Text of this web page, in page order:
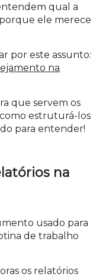
qual a
ele merece
por este assunto:
na
que servem os
estruturá-los
para entender!
na
usado para
de trabalho
os relatórios